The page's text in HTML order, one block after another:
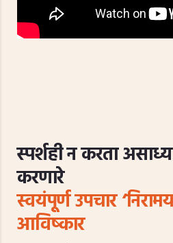
स्पर्शही न करता
करणारे
स्वयंपूर्ण उपचार
आविष्कार